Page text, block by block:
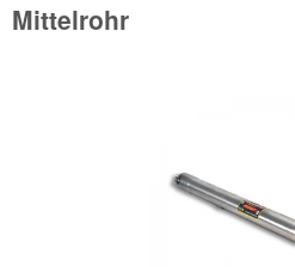
Mittelrohr